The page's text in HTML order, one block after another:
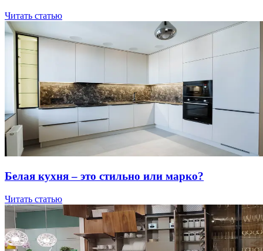
Читать статью
Бeлaя куxня – этo cтильнo или мapкo?
Читать статью